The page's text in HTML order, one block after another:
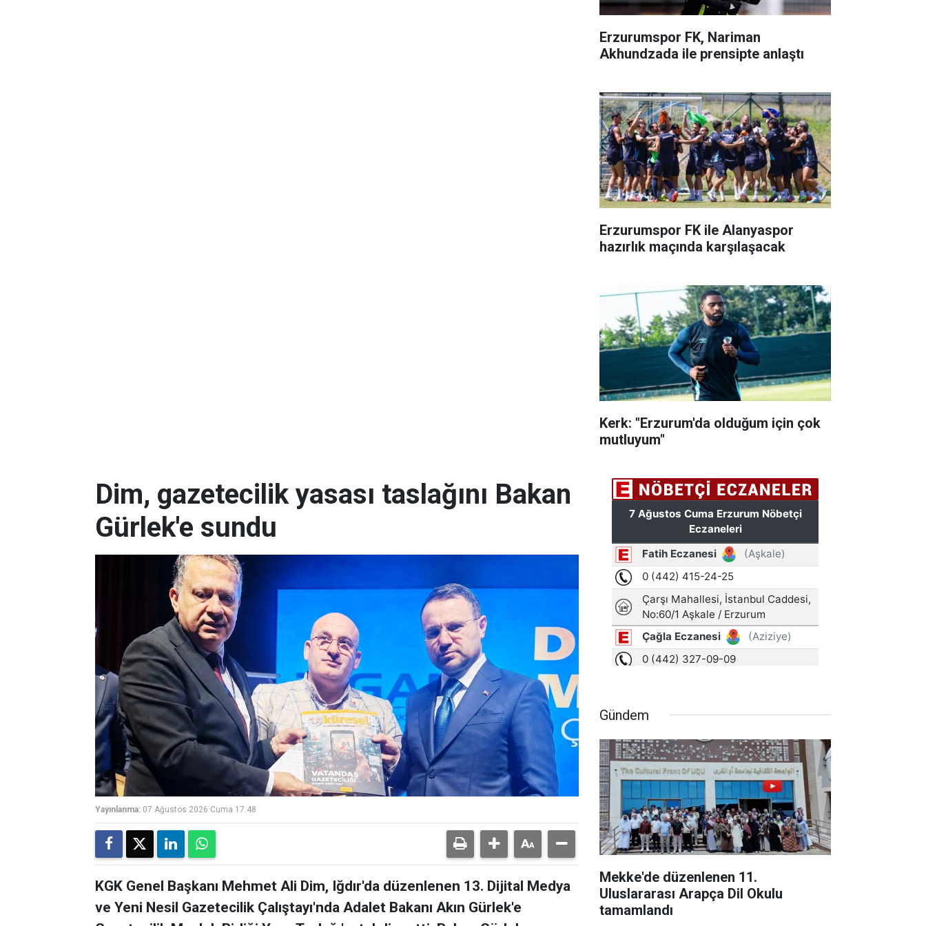
Erzurumspor FK, Nariman
Akhundzada ile prensipte anlaştı
Erzurumspor FK ile Alanyaspor
hazırlık maçında karşılaşacak
Kerk: "Erzurum'da olduğum için çok
mutluyum"
Dim, gazetecilik yasası taslağını Bakan
Gürlek'e sundu
Yayınlanma: 07 Ağustos 2026 Cuma 17:48
KGK Genel Başkanı Mehmet Ali Dim, Iğdır'da düzenlenen 13. Dijital Medya
ve Yeni Nesil Gazetecilik Çalıştayı'nda Adalet Bakanı Akın Gürlek'e
Gündem
Mekke'de düzenlenen 11.
Uluslararası Arapça Dil Okulu
tamamlandı